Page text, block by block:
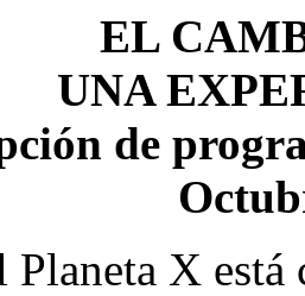
EL
UNA
de
Planeta X